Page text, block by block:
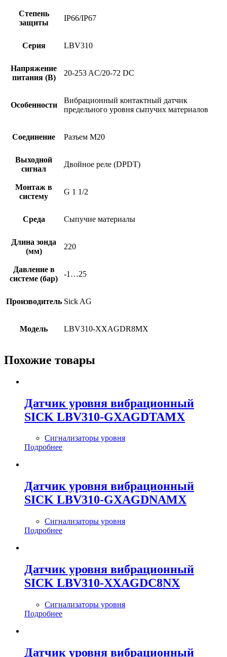
Степень
защиты
IP66/IP67
Серия LBV310
Напряжение
питания (В)
20-253 AC/20-72 DC
Особенности
Вибрационный контактный датчик
предельного уровня сыпучих материалов
Соединение Разъем M20
Выходной
сигнал
Двойное реле (DPDT)
Монтаж в
систему
G 1 1/2
Среда Сыпучие материалы
Длина зонда
(мм)
220
Давление в
системе (бар)
-1…25
Производитель Sick AG
Модель LBV310-XXAGDR8MX
Похожие товары
Датчик уровня вибрационный
SICK LBV310-GXAGDTAMX
Сигнализаторы уровня
Подробнее
Датчик уровня вибрационный
SICK LBV310-GXAGDNAMX
Сигнализаторы уровня
Подробнее
Датчик уровня вибрационный
SICK LBV310-XXAGDC8NX
Сигнализаторы уровня
Подробнее
Датчик уровня вибрационный